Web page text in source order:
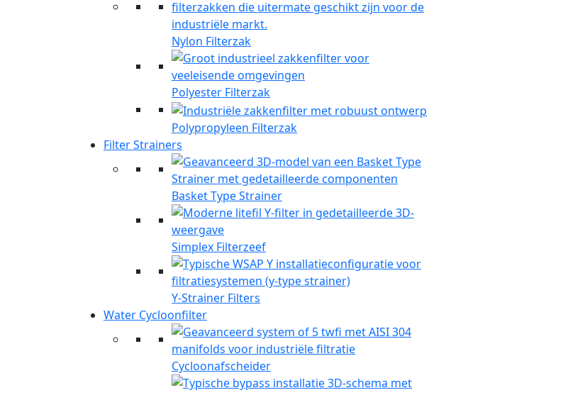
Nylon Filterzak
Polyester Filterzak
Polypropyleen Filterzak
Filter Strainers
Basket Type Strainer
Simplex Filterzeef
Y-Strainer Filters
Water Cycloonfilter
Cycloonafscheider